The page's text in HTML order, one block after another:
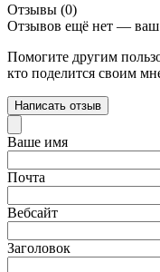
Отзывы (0)
Отзывов ещё нет — ваш
Помогите другим
кто поделится своим
Написать отзыв
Ваше имя
Почта
Вебсайт
Заголовок